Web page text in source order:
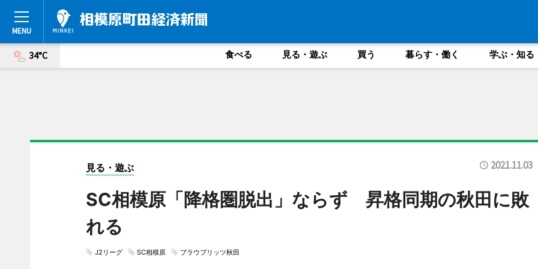
34°C 食べる 見る・遊ぶ 買う 暮らす・働く 学ぶ・知る
見る・遊ぶ 2021.11.03
SC相模原「降格圏脱出」ならず 昇格同期の秋田に敗
れる
J2リーグ SC相模原 ブラウブリッツ秋田